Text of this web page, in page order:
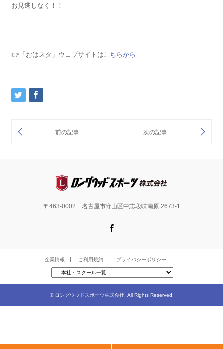
お見逃しなく！！
👉「おはスタ」ウェブサイトは こちらから
〒463-0002 名古屋市守山区中志段味南原 2673-1
企業情報 ご利用規約 プライバシーポリシー
© ロングウッドスポーツ株式会社. All Rights Reserved.